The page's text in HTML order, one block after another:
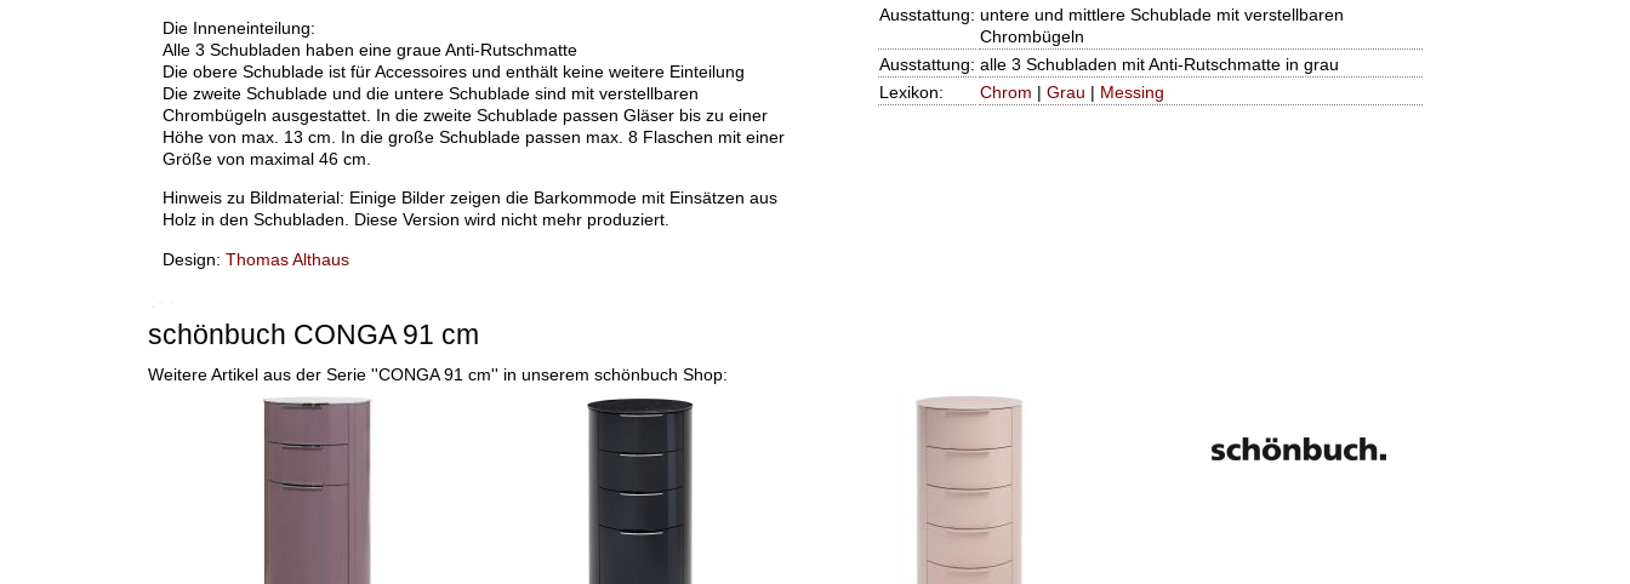
Die Inneneinteilung:
Alle 3 Schubladen haben eine graue Anti-Rutschmatte
Die obere Schublade ist für Accessoires und enthält keine weitere Einteilung
Die zweite Schublade und die untere Schublade sind mit verstellbaren
Chrombügeln ausgestattet. In die zweite Schublade passen Gläser bis zu einer
Höhe von max. 13 cm. In die große Schublade passen max. 8 Flaschen mit einer
Größe von maximal 46 cm.
Hinweis zu Bildmaterial: Einige Bilder zeigen die Barkommode mit Einsätzen aus
Holz in den Schubladen. Diese Version wird nicht mehr produziert.
Design: Thomas Althaus
Ausstattung: untere und mittlere Schublade mit verstellbaren
Chrombügeln
Ausstattung: alle 3 Schubladen mit Anti-Rutschmatte in grau
Lexikon:
Chrom | Grau | Messing
schönbuch CONGA 91 cm
Weitere Artikel aus der Serie ''CONGA 91 cm'' in unserem schönbuch Shop: